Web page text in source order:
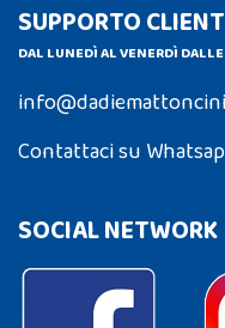
SUPPORTO
DAL LUNEDÌ AL VENERDÌ
Contattaci su
SOCIAL NETWORK